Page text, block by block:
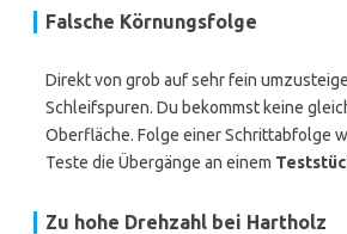
Falsche Körnungsfolge
Direkt von grob auf sehr fein
Schleifspuren. Du bekommst keine
Oberfläche. Folge einer Schrittabfolge
Teste die Übergänge an einem
Zu hohe Drehzahl bei Hartholz